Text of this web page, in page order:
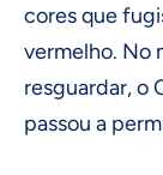
cores que
vermelho. No
resguardar, o
passou a